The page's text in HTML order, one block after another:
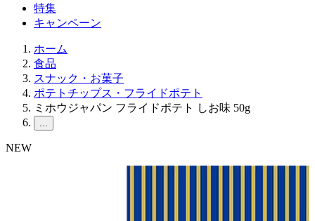
特集
キャンペーン
ホーム
食品
スナック・お菓子
ポテトチップス・フライドポテト
ミホウジャパン フライドポテト しお味 50g
...
NEW